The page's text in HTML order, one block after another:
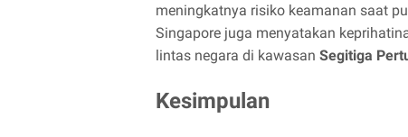
meningkatnya risiko keamanan saat
Singapore juga menyatakan
lintas negara di kawasan Segitiga
Kesimpulan